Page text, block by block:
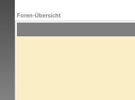
Foren-Übersicht